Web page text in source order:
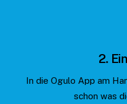
2.
In die Ogulo App am
schon was